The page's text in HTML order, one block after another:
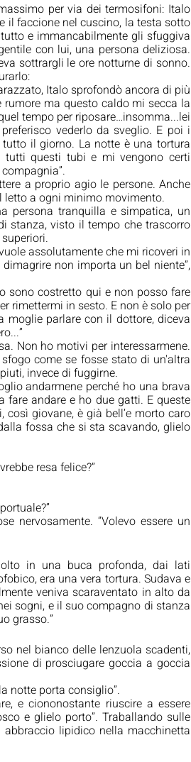
per via dei termosifoni: Italo
il faccione nel cuscino, la testa sotto
e immancabilmente gli sfuggiva
con lui, una persona deliziosa.
sottrargli le ore notturne di sonno.
Italo sprofondò ancora di più
ma questo caldo mi secca la
tempo per riposare…insomma...lei
vederlo da sveglio. E poi i
il giorno. La notte è una tortura
questi tubi e mi vengono certi
a proprio agio le persone. Anche
letto a ogni minimo movimento.
persona tranquilla e simpatica, un
stanza, visto il tempo che trascorro
assolutamente che mi ricoveri in
non importa un bel niente”,
sono costretto qui e non posso fare
rimettermi in sesto. E non è solo per
moglie parlare con il dottore, diceva
Non ho motivi per interessarmene.
come se fosse stato di un'altra
invece di fuggirne.
andarmene perché ho una brava
andare e ho due gatti. E queste
giovane, è già bell’e morto caro
fossa che si sta scavando, glielo
resa felice?”
nervosamente. “Volevo essere un
in una buca profonda, dai lati
era una vera tortura. Sudava e
veniva scaraventato in alto da
sogni, e il suo compagno di stanza
grasso.”
nel bianco delle lenzuola scadenti,
di prosciugare goccia a goccia
notte porta consiglio”.
e ciononostante riuscire a essere
e glielo porto”. Traballando sulle
lipidico nella macchinetta